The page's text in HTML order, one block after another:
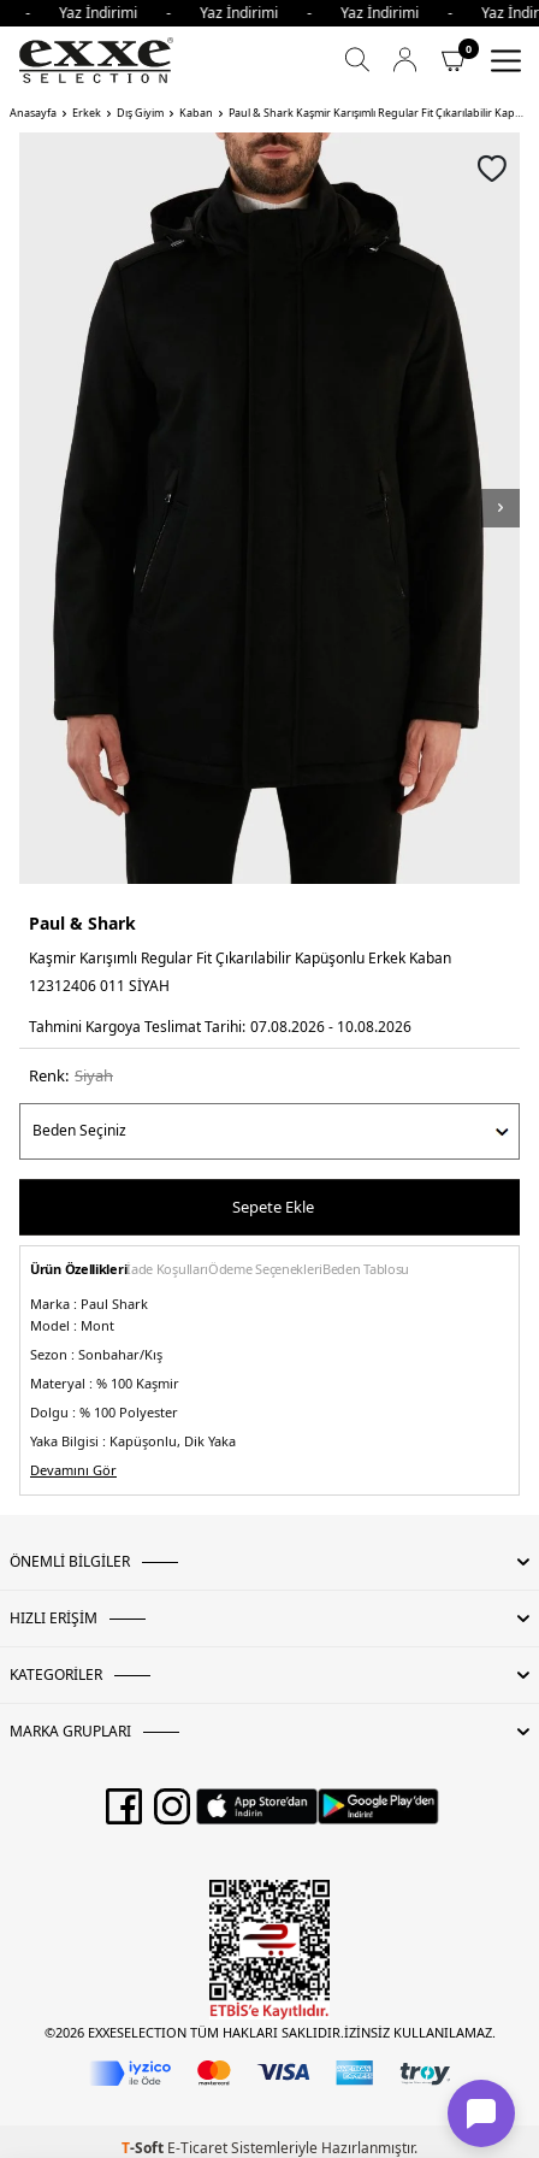
- Yaz İndirimi - Yaz İndirimi - Yaz İndirimi -
0
Anasayfa Erkek Dış Giyim Kaban Paul & Shark Kaşmir Karışımlı Regular Fit Çıkarılabilir Kapüşonlu Erkek Kaban
Paul & Shark
Kaşmir Karışımlı Regular Fit Çıkarılabilir Kapüşonlu Erkek Kaban
12312406 011 SİYAH
Tahmini Kargoya Teslimat Tarihi: 07.08.2026 - 10.08.2026
Renk: si̇yah
Sepete Ekle
Ürün Özellikleriİade KoşullarıÖdeme SeçenekleriBeden Tablosu
Marka : Paul Shark
Model : Mont
Sezon : Sonbahar/Kış
Materyal : % 100 Kaşmir
Dolgu : % 100 Polyester
Yaka Bilgisi : Kapüşonlu, Dik Yaka
Kapama Bilgisi :
Kol Bilgisi :Uzun Kol
Kalıp Bilgisi : Regular Fit
Manken Ölçüsü :
Basen : 102 cm / Beden : L
5DE112312406011.07
Devamını Gör
ÖNEMLİ BİLGİLER
HIZLI ERİŞİM
KATEGORİLER
MARKA GRUPLARI
©2026 EXXESELECTION TÜM HAKLARI SAKLIDIR.İZİNSİZ KULLANILAMAZ.
T-Soft E-TicaretSistemleriyle Hazırlanmıştır.